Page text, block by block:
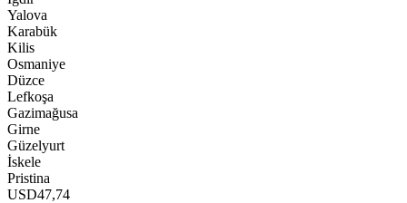
Yalova
Karabük
Kilis
Osmaniye
Düzce
Lefkoşa
Gazimağusa
Girne
Güzelyurt
İskele
Pristina
USD47,74